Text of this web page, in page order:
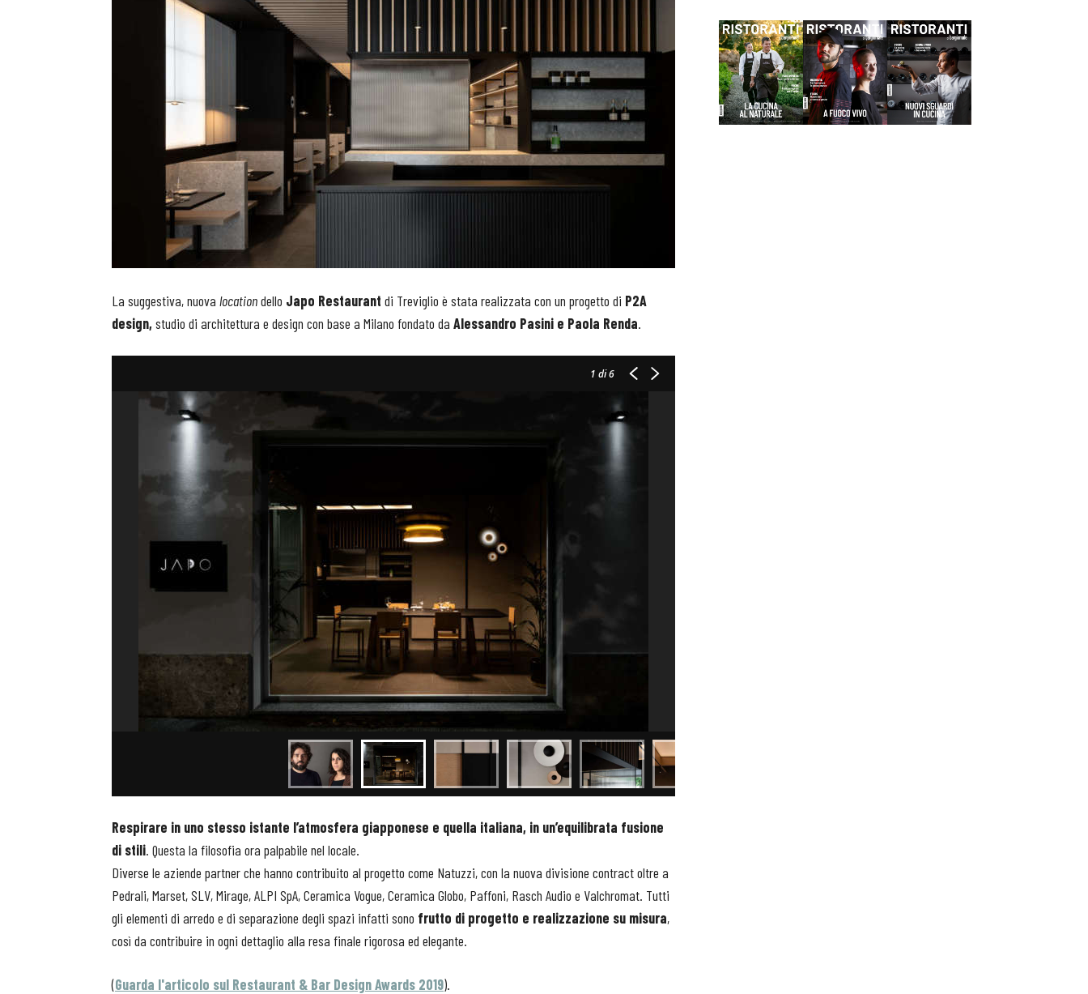
La suggestiva, nuova locationdello Japo Restaurant di Treviglio è stata realizzata con un progetto di P2A
design,studio di architettura e design con base a Milano fondato da Alessandro Pasini e Paola Renda.
1 di 6
Respirare in uno stesso istante l’atmosfera giapponese e quella italiana, in un’equilibrata fusione
di stili. Questa la filosofia ora palpabile nel locale.
Diverse le aziende partner che hanno contribuito al progetto come Natuzzi, con la nuova divisione contract oltre a
Pedrali, Marset, SLV, Mirage, ALPI SpA, Ceramica Vogue, Ceramica Globo, Paffoni, Rasch Audio e Valchromat. Tutti
gli elementi di arredo e di separazione degli spazi infatti sono frutto di progetto e realizzazione su misura,
così da contribuire in ogni dettaglio alla resa finale rigorosa ed elegante.
(Guarda l'articolo sul Restaurant & Bar Design Awards 2019).